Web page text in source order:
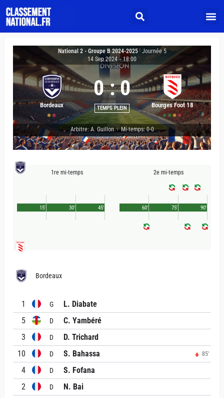
National 2 - Groupe B 2024-2025
Journée 5
14 Sep 2024 - 18:00
Bordeaux
0 : 0
TEMPS PLEIN Bourges Foot 18
Arbitre: A. Guillon | Mi-temps: 0-0
1re mi-temps
45'
15' 30'
2e mi-temps
90'
60' 75'
Bordeaux
1 G
L. Diabate
5
D
C. Yambéré
3
D
D. Trichard
10
D S. Bahassa 85'
4 D
S. Fofana
2
D
N. Bai